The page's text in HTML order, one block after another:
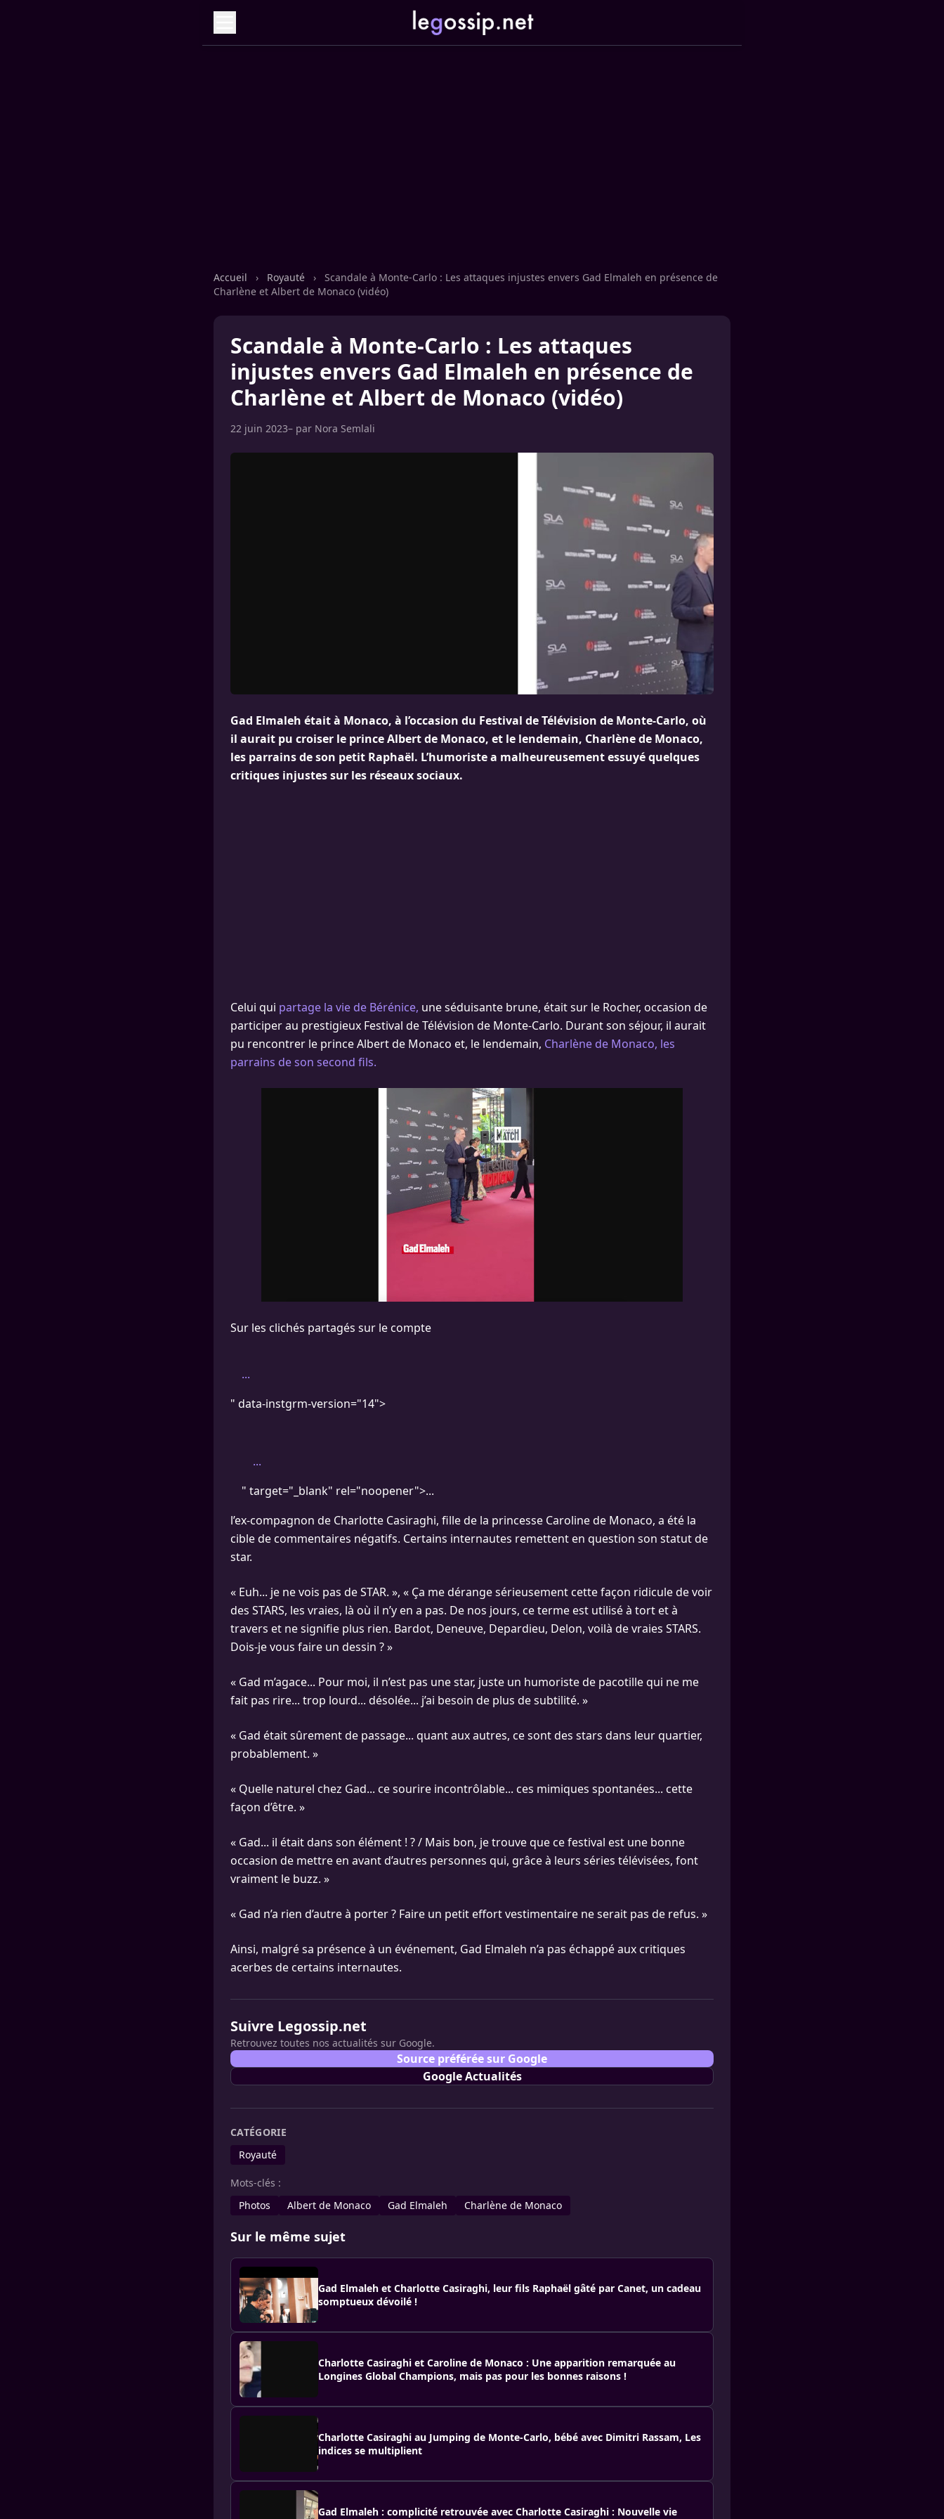
Accueil › Royauté ›
Scandale à Monte-Carlo : Les attaques injustes envers Gad Elmaleh en présence de
Charlène et Albert de Monaco (vidéo)
Scandale à Monte-Carlo : Les attaques
injustes envers Gad Elmaleh en présence de
Charlène et Albert de Monaco (vidéo)
22 juin 2023– par Nora Semlali
Gad Elmaleh était à Monaco, à l’occasion du Festival de Télévision de Monte-Carlo, où
il aurait pu croiser le prince Albert de Monaco, et le lendemain, Charlène de Monaco,
les parrains de son petit Raphaël. L’humoriste a malheureusement essuyé quelques
critiques injustes sur les réseaux sociaux.
Celui qui partage la vie de Bérénice, une séduisante brune, était sur le Rocher, occasion de
participer au prestigieux Festival de Télévision de Monte-Carlo. Durant son séjour, il aurait
pu rencontrer le prince Albert de Monaco et, le lendemain, Charlène de Monaco, les
parrains de son second fils.
Sur les clichés partagés sur le compte
...
" data-instgrm-version="14">
...
" target="_blank" rel="noopener">...
l’ex-compagnon de Charlotte Casiraghi, fille de la princesse Caroline de Monaco, a été la
cible de commentaires négatifs. Certains internautes remettent en question son statut de
star.
« Euh... je ne vois pas de STAR. », « Ça me dérange sérieusement cette façon ridicule de voir
des STARS, les vraies, là où il n’y en a pas. De nos jours, ce terme est utilisé à tort et à
travers et ne signifie plus rien. Bardot, Deneuve, Depardieu, Delon, voilà de vraies STARS.
Dois-je vous faire un dessin ? »
« Gad m’agace... Pour moi, il n’est pas une star, juste un humoriste de pacotille qui ne me
fait pas rire... trop lourd... désolée... j’ai besoin de plus de subtilité. »
« Gad était sûrement de passage... quant aux autres, ce sont des stars dans leur quartier,
probablement. »
« Quelle naturel chez Gad... ce sourire incontrôlable... ces mimiques spontanées... cette
façon d’être. »
« Gad... il était dans son élément ! ? / Mais bon, je trouve que ce festival est une bonne
occasion de mettre en avant d’autres personnes qui, grâce à leurs séries télévisées, font
vraiment le buzz. »
« Gad n’a rien d’autre à porter ? Faire un petit effort vestimentaire ne serait pas de refus. »
Ainsi, malgré sa présence à un événement, Gad Elmaleh n’a pas échappé aux critiques
acerbes de certains internautes.
Suivre Legossip.net
Retrouvez toutes nos actualités sur Google.
Source préférée sur Google
Google Actualités
CATÉGORIE
Royauté
Mots-clés :
Photos
Albert de Monaco Gad Elmaleh Charlène de Monaco
Sur le même sujet
Gad Elmaleh et Charlotte Casiraghi, leur fils Raphaël gâté par Canet, un cadeau
somptueux dévoilé !
Charlotte Casiraghi et Caroline de Monaco : Une apparition remarquée au
Longines Global Champions, mais pas pour les bonnes raisons !
Charlotte Casiraghi au Jumping de Monte-Carlo, bébé avec Dimitri Rassam, Les
indices se multiplient
Gad Elmaleh : complicité retrouvée avec Charlotte Casiraghi : Nouvelle vie